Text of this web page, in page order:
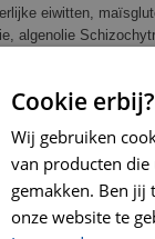
eiwitten,
algenolie
van chondroïtine)
gewicht van uw
in Amstelveen.
gratis
Cookie erbij?
Wij gebruiken
van producten die
gemakken. Ben jij
onze website te